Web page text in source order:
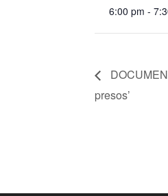
6:00 pm -
presos’